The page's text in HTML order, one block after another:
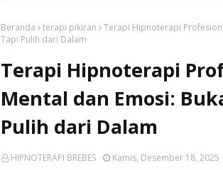
Beranda terapi pikiran
Terapi Hipnoterapi
Tapi Pulih dari Dalam
Terapi Hipnoterapi
Mental dan Emosi:
Pulih dari Dalam
HIPNOTERAPI BREBES Kamis, Desember 18, 2025